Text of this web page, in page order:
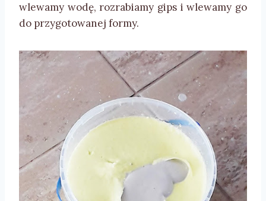
wlewamy wodę, rozrabiamy gips i wlewamy go
do przygotowanej formy.